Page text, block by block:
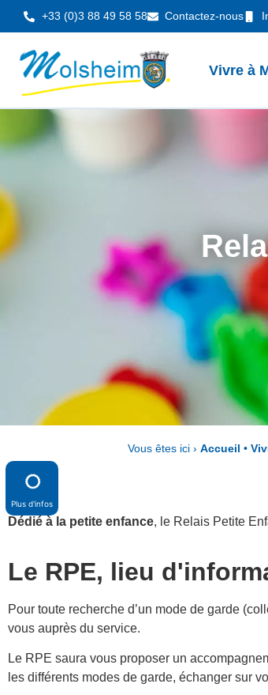
+33 (0)3 88 49 58 58 Contactez-nous
Vivre à
Vous êtes ici › Accueil •
Dédié à la petite enfance, le Relais Petite
Le RPE, lieu
Pour toute recherche d’un mode de garde
vous auprès du service.
Le RPE saura vous proposer un
les différents modes de garde, échanger sur
Plus d'infos
Panneau de gestion des cookies